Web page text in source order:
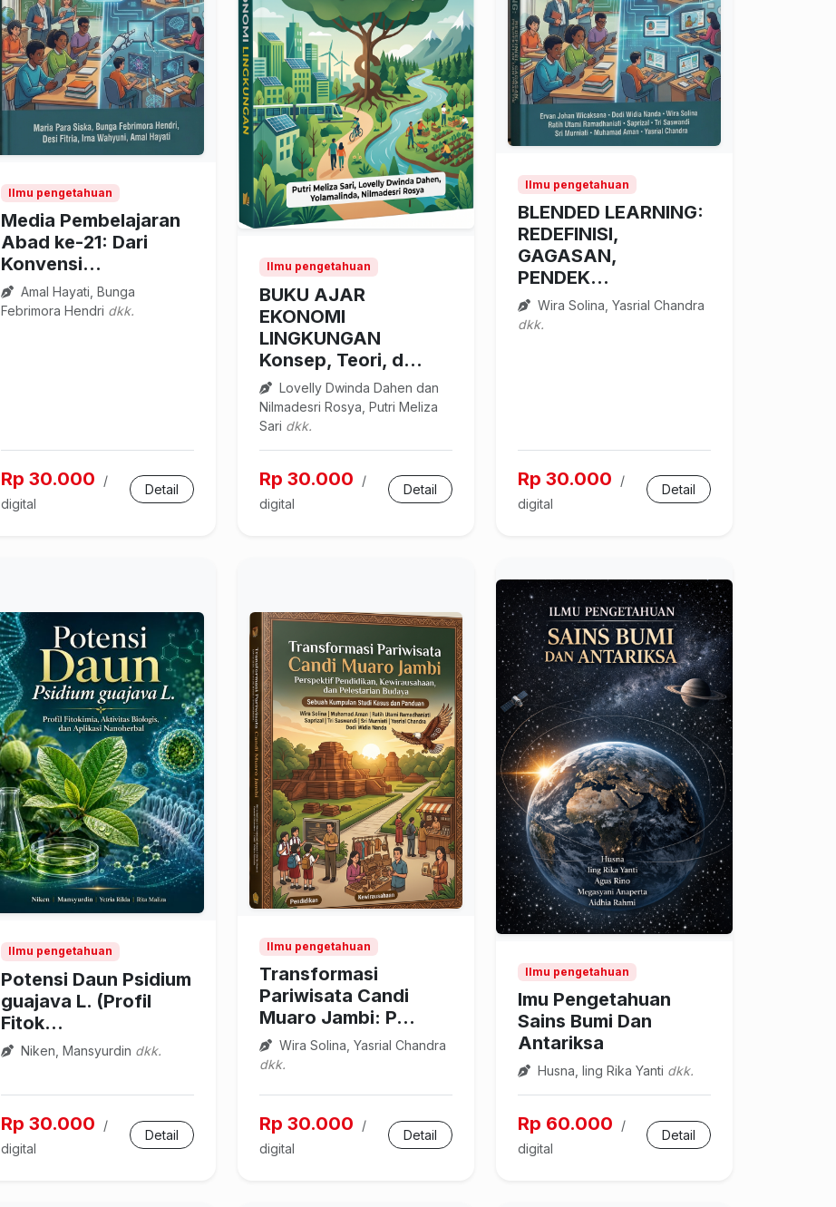
Ilmu pengetahuan
Media Pembelajaran
Abad ke-21: Dari
Konvensi...
Amal Hayati, Bunga
Febrimora Hendri dkk.
Rp 30.000
/
digital
Detail
Ilmu pengetahuan
BUKU AJAR
EKONOMI
LINGKUNGAN
Konsep, Teori, d...
Lovelly Dwinda Dahen dan
Nilmadesri Rosya, Putri Meliza
Sari dkk.
Rp 30.000
/
digital
Detail
Ilmu pengetahuan
BLENDED LEARNING:
REDEFINISI,
GAGASAN,
PENDEK...
Wira Solina, Yasrial Chandra
dkk.
Rp 30.000
/
digital
Detail
Ilmu pengetahuan
Potensi Daun Psidium
guajava L. (Profil
Fitok...
Niken, Mansyurdin dkk.
Rp 30.000
/
digital
Detail
Ilmu pengetahuan
Transformasi
Pariwisata Candi
Muaro Jambi: P...
Wira Solina, Yasrial Chandra
dkk.
Rp 30.000
/
digital
Detail
Ilmu pengetahuan
lmu Pengetahuan
Sains Bumi Dan
Antariksa
Husna, Iing Rika Yanti dkk.
Rp 60.000
/
digital
Detail